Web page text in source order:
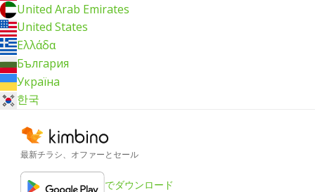
United Arab Emirates
United States
Ελλάδα
България
Україна
한국
最新チラシ、オファーとセール
でダウンロード